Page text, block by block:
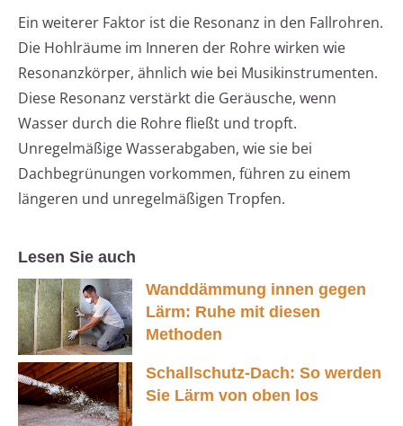
Ein weiterer Faktor ist die Resonanz in den Fallrohren.
Die Hohlräume im Inneren der Rohre wirken wie
Resonanzkörper, ähnlich wie bei Musikinstrumenten.
Diese Resonanz verstärkt die Geräusche, wenn
Wasser durch die Rohre fließt und tropft.
Unregelmäßige Wasserabgaben, wie sie bei
Dachbegrünungen vorkommen, führen zu einem
längeren und unregelmäßigen Tropfen.
Lesen Sie auch
Wanddämmung innen gegen
Lärm: Ruhe mit diesen
Methoden
Schallschutz-Dach: So werden
Sie Lärm von oben los